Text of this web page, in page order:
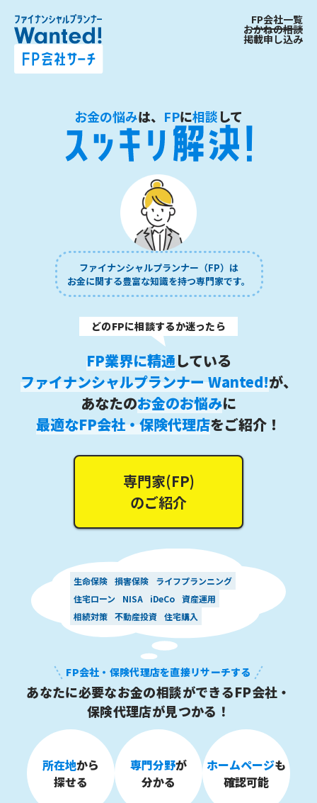
FP会社一覧
おかねの相談
掲載申し込み
お金の悩みは、 FPに相談して
ファイナンシャルプランナー（FP）は
お金に関する豊富な知識を持つ専門家です。
どのFPに相談するか迷ったら
FP業界に精通している
ファイナンシャルプランナー Wanted!が、
あなたのお金のお悩みに
最適なFP会社・保険代理店をご紹介！
専門家(FP)
のご紹介
生命保険 損害保険
ライフプランニング
住宅ローン
NISA iDeCo 資産運用
相続対策 不動産投資 住宅購入
FP会社・保険代理店を直接リサーチする
あなたに必要なお金の相談ができるFP会社・
保険代理店が見つかる！
所在地から
探せる
専門分野が
分かる
ホームページも
確認可能